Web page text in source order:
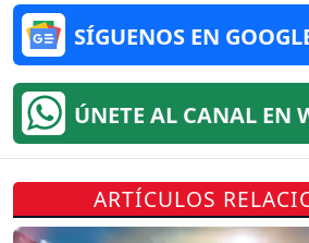
SÍGUENOS EN
ÚNETE AL CANAL EN
ARTÍCULOS